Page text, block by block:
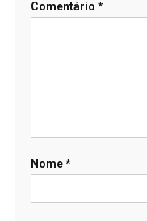
Comentário *
Nome*